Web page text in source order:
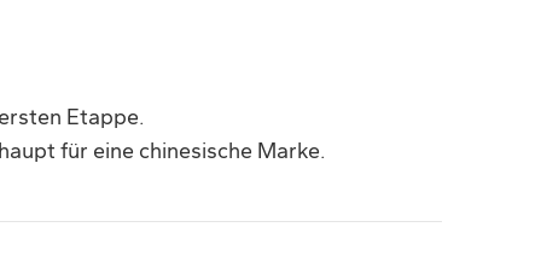
Etappe.
für eine chinesische Marke.